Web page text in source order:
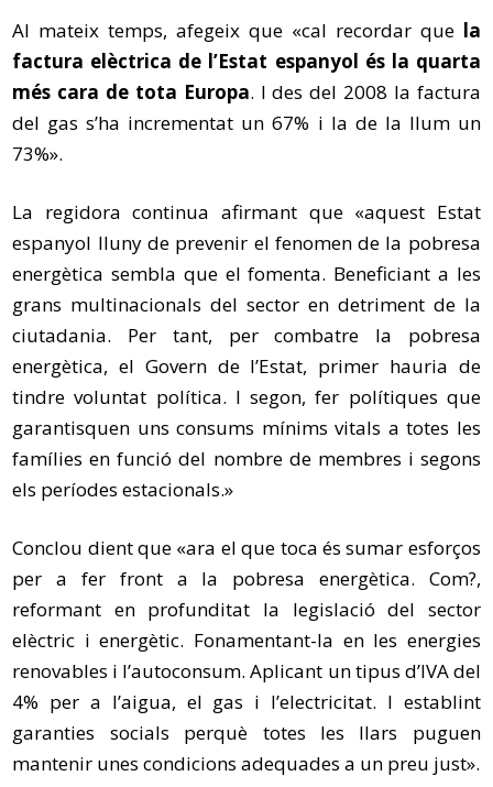
Al mateix temps, afegeix que «cal recordar que la
factura elèctrica de l’Estat espanyol és la quarta
més cara de tota Europa. I des del 2008 la factura
del gas s’ha incrementat un 67% i la de la llum un
73%».
La regidora continua afirmant que «aquest Estat
espanyol lluny de prevenir el fenomen de la pobresa
energètica sembla que el fomenta. Beneficiant a les
grans multinacionals del sector en detriment de la
ciutadania. Per tant, per combatre la pobresa
energètica, el Govern de l’Estat, primer hauria de
tindre voluntat política. I segon, fer polítiques que
garantisquen uns consums mínims vitals a totes les
famílies en funció del nombre de membres i segons
els períodes estacionals.»
Conclou dient que «ara el que toca és sumar esforços
per a fer front a la pobresa energètica. Com?,
reformant en profunditat la legislació del sector
elèctric i energètic. Fonamentant-la en les energies
renovables i l’autoconsum. Aplicant un tipus d’IVA del
4% per a l’aigua, el gas i l’electricitat. I establint
garanties socials perquè totes les llars puguen
mantenir unes condicions adequades a un preu just».